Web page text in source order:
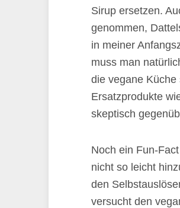
Sirup ersetzen.
genommen,
in meiner
muss man
die vegane
Ersatzprodukte
skeptisch
Noch ein Fun-
nicht so leicht
den
versucht den